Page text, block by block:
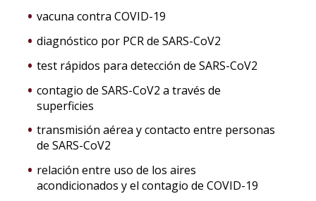
vacuna contra COVID-19
diagnóstico por PCR de SARS-CoV2
test rápidos para detección de SARS-CoV2
contagio de SARS-CoV2 a través de
superficies
transmisión aérea y contacto entre personas
de SARS-CoV2
relación entre uso de los aires
acondicionados y el contagio de COVID-19